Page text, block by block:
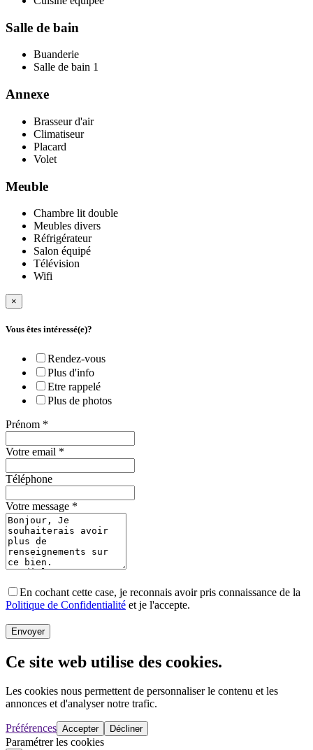
Salle de bain
Buanderie
Salle de bain 1
Annexe
Brasseur d'air
Climatiseur
Placard
Volet
Meuble
Chambre lit double
Meubles divers
Réfrigérateur
Salon équipé
Télévision
Wifi
×
Vous êtes intéressé(e)?
Rendez-vous
Plus d'info
Etre rappelé
Plus de photos
Prénom *
Votre email *
Téléphone
Votre message *
En cochant cette case, je reconnais avoir pris connaissance de la
Politique de Confidentialité et je l'accepte.
Envoyer
Ce site web utilise des cookies.
Les cookies nous permettent de personnaliser le contenu et les
annonces et d'analyser notre trafic.
Préférences Accepter Décliner
Paramétrer les cookies